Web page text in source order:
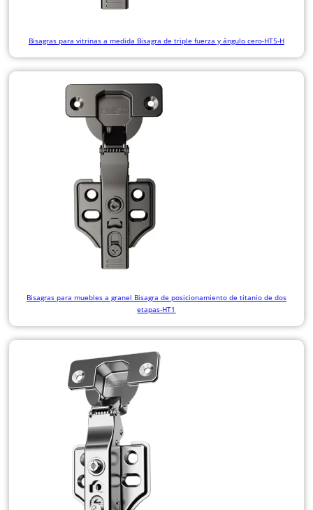
Bisagras para vitrinas a medida Bisagra de triple fuerza y ángulo cero-HT5-H
Bisagras para muebles a granel Bisagra de posicionamiento de titanio de dos
etapas-HT1